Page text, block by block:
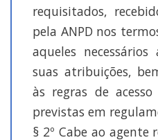
requisitados,
pela ANPD nos
aqueles
suas atribuições,
às regras de
previstas em
§ 2º Cabe ao agente